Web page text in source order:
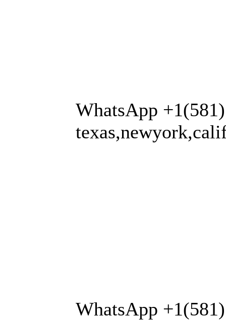
WhatsApp
WhatsApp